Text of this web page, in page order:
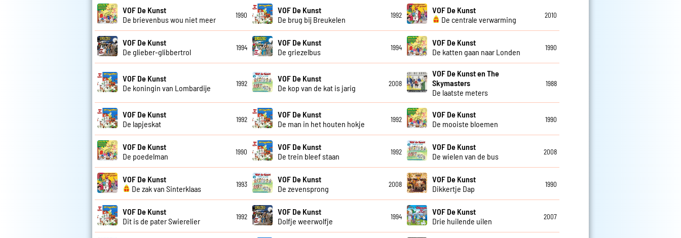
VOF De Kunst
De brievenbus wou niet meer
1990
VOF De Kunst
De brug bij Breukelen
1992
VOF De Kunst
De centrale verwarming
2010
VOF De Kunst
De glieber-glibbertrol
1994
VOF De Kunst
De griezelbus
1994
VOF De Kunst
De katten gaan naar Londen
1990
VOF De Kunst
De koningin van Lombardije
1992
VOF De Kunst
De kop van de kat is jarig
2008
VOF De Kunst en The
Skymasters
De laatste meters
1988
VOF De Kunst
De lapjeskat
1992
VOF De Kunst
De man in het houten hokje
1992
VOF De Kunst
De mooiste bloemen
1990
VOF De Kunst
De poedelman
1990
VOF De Kunst
De trein bleef staan
1992
VOF De Kunst
De wielen van de bus
2008
VOF De Kunst
De zak van Sinterklaas
1993
VOF De Kunst
De zevensprong
2008
VOF De Kunst
Dikkertje Dap
1990
VOF De Kunst
Dit is de pater Swierelier
1992
VOF De Kunst
Dolfje weerwolfje
1994
VOF De Kunst
Drie huilende uilen
2007